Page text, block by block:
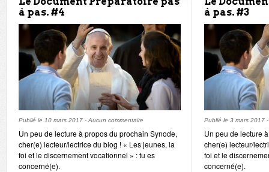
à pas. #4
Publié le 10 mars 2017 - Aucun commentaire
Un peu de lecture à propos du prochain Synode,
cher(e) lecteur/lectrice du blog ! « Les jeunes, la
foi et le discernement vocationnel » : tu es
concerné(e).
à pas. #3
Publié le 3 mars 2017
Un peu de lecture
cher(e) lecteur/
foi et le
concerné(e).